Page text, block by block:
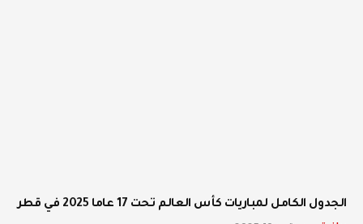
الجدول الكامل لمباريات كأس العالم تحت 17 عاما 2025 في قطر